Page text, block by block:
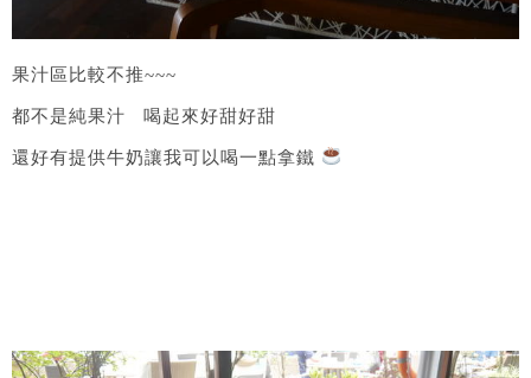
果汁區比較不推~~~
都不是純果汁 喝起來好甜好甜
還好有提供牛奶讓我可以喝一點拿鐵